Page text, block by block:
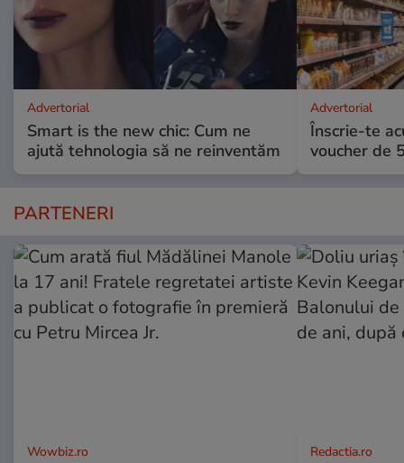
Advertorial
Smart is the new chic: Cum ne
ajută tehnologia să ne reinventăm
Advertorial
Înscrie-te
voucher de
PARTENERI
Wowbiz.ro Redactia.ro